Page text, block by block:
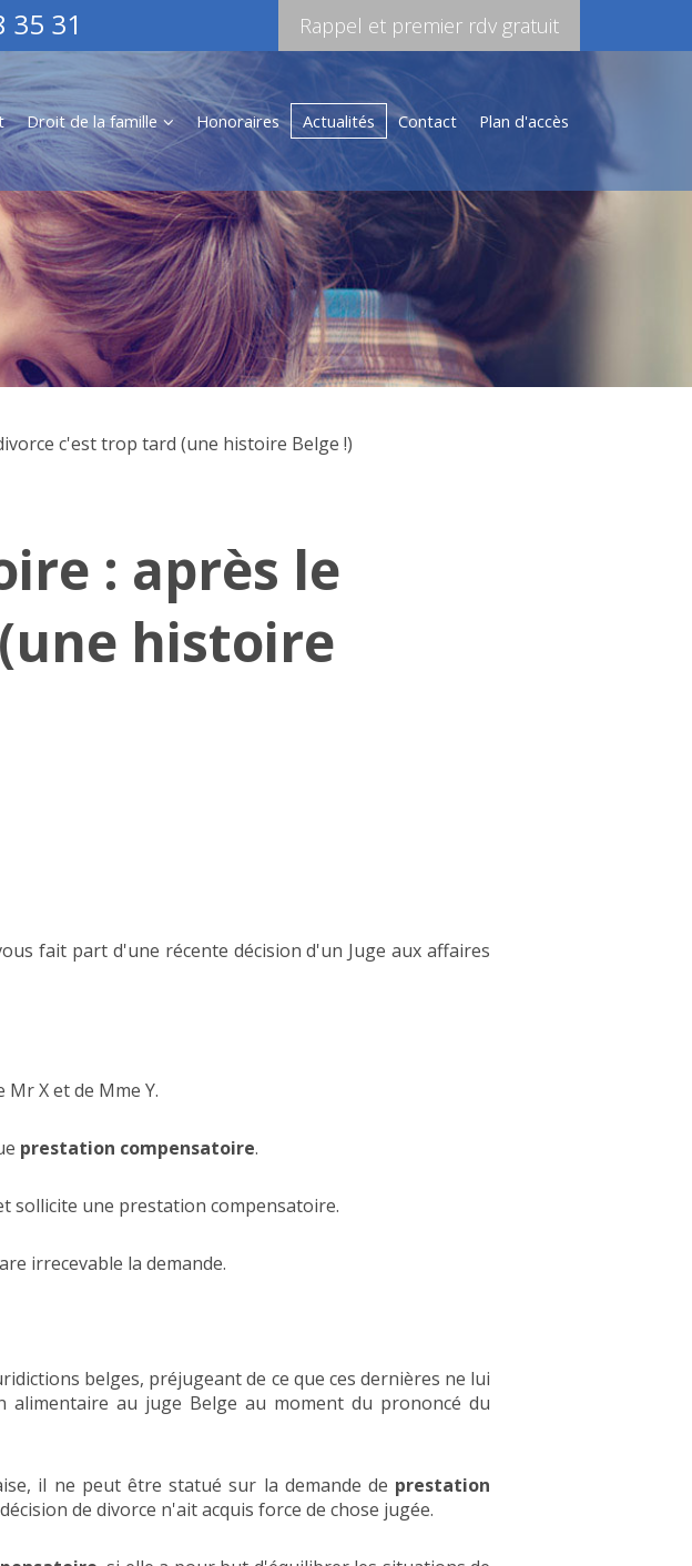
35 31 Rappel et premier rdv gratuit
Droit de la famille Honoraires Actualités Contact Plan d'accès
c'est trop tard (une histoire Belge !)
: après le
histoire
fait part d'une récente décision d'un Juge aux affaires
Mr X et de Mme Y.
prestation compensatoire.
sollicite une prestation compensatoire.
irrecevable la demande.
belges, préjugeant de ce que ces dernières ne lui
au juge Belge au moment du prononcé du
il ne peut être statué sur la demande de prestation
de divorce n'ait acquis force de chose jugée.